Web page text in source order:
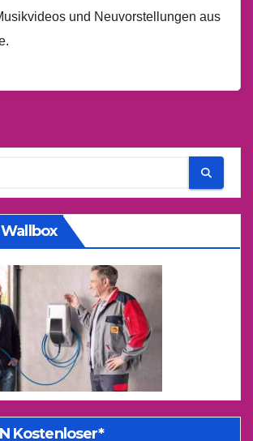
und Neuvorstellungen aus
Kostenloser*